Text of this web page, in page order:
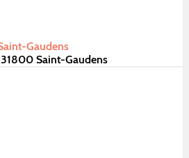
Gaudens
Saint-Gaudens